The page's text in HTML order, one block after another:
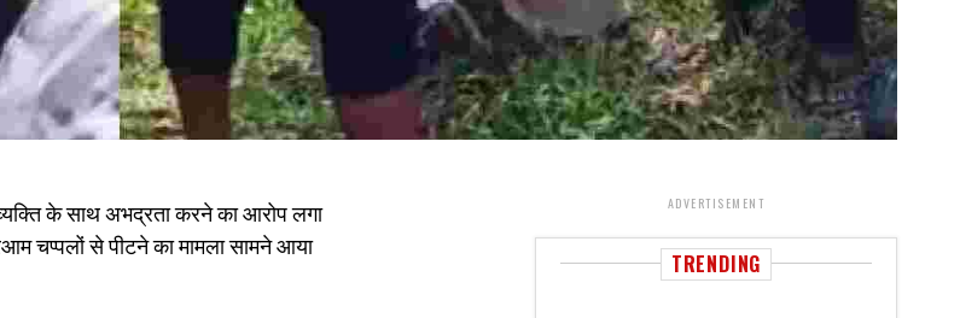
के साथ अभद्रता करने का आरोप लगा
चप्पलों से पीटने का मामला सामने आया
ADVERTISEMENT
TRENDING